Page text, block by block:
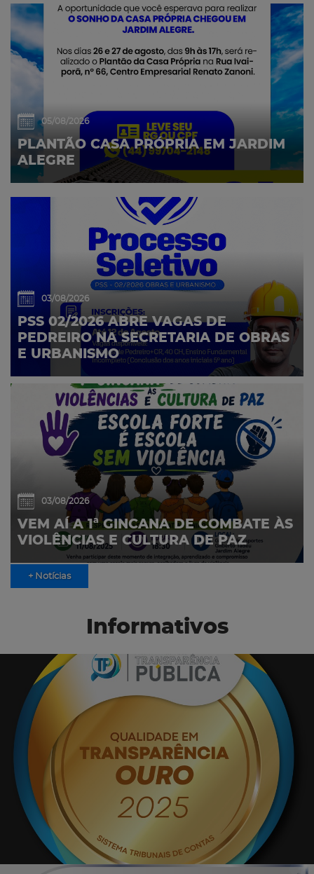
05/08/2026
PLANTÃO CASA PRÓPRIA EM JARDIM
ALEGRE
03/08/2026
PSS 02/2026 ABRE VAGAS DE
PEDREIRO NA SECRETARIA DE OBRAS
E URBANISMO
03/08/2026
VEM AÍ A 1ª GINCANA DE COMBATE ÀS
VIOLÊNCIAS E CULTURA DE PAZ
+ Notícias
Informativos